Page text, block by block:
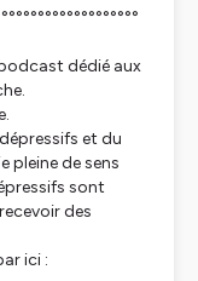
dédié aux
et du
pleine de sens
sont
des
ici :